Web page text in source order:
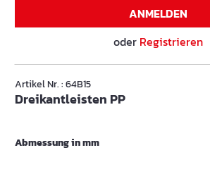
ANMELDEN
oder Registrieren
Artikel Nr. : 64B15
Dreikantleisten PP
Abmessung in mm